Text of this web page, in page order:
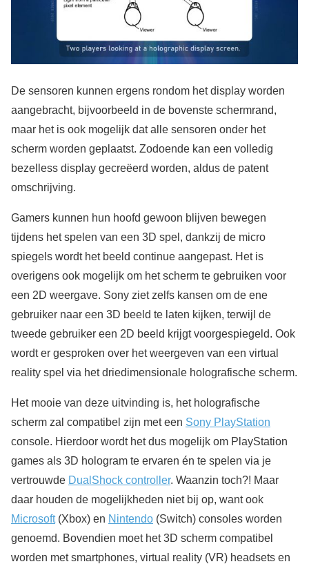
De sensoren kunnen ergens rondom het display worden
aangebracht, bijvoorbeeld in de bovenste schermrand,
maar het is ook mogelijk dat alle sensoren onder het
scherm worden geplaatst. Zodoende kan een volledig
bezelless display gecreëerd worden, aldus de patent
omschrijving.
Gamers kunnen hun hoofd gewoon blijven bewegen
tijdens het spelen van een 3D spel, dankzij de micro
spiegels wordt het beeld continue aangepast. Het is
overigens ook mogelijk om het scherm te gebruiken voor
een 2D weergave. Sony ziet zelfs kansen om de ene
gebruiker naar een 3D beeld te laten kijken, terwijl de
tweede gebruiker een 2D beeld krijgt voorgespiegeld. Ook
wordt er gesproken over het weergeven van een virtual
reality spel via het driedimensionale holografische scherm.
Het mooie van deze uitvinding is, het holografische
scherm zal compatibel zijn met een Sony PlayStation
console. Hierdoor wordt het dus mogelijk om PlayStation
games als 3D hologram te ervaren én te spelen via je
vertrouwde DualShock controller. Waanzin toch?! Maar
daar houden de mogelijkheden niet bij op, want ook
Microsoft(Xbox) en Nintendo (Switch) consoles worden
genoemd. Bovendien moet het 3D scherm compatibel
worden met smartphones, virtual reality (VR) headsets en